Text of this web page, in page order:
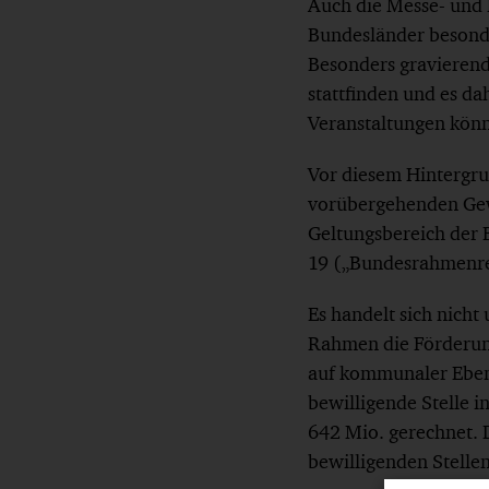
Auch die Messe-
Bundesländer
Besonders
stattfinden und es
Veranstaltungen
Vor diesem
vorübergehenden
Geltungsbereich der
19
Es handelt sich
Rahmen die
auf kommunaler
bewilligende Stelle
642 Mio. gerechnet.
bewilligenden